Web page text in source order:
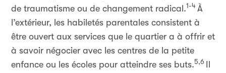
de traumatisme ou de changement radical.1-4 À
l’extérieur, les habiletés parentales consistent à
être ouvert aux services que le quartier a à offrir et
à savoir négocier avec les centres de la petite
enfance ou les écoles pour atteindre ses buts.5,6